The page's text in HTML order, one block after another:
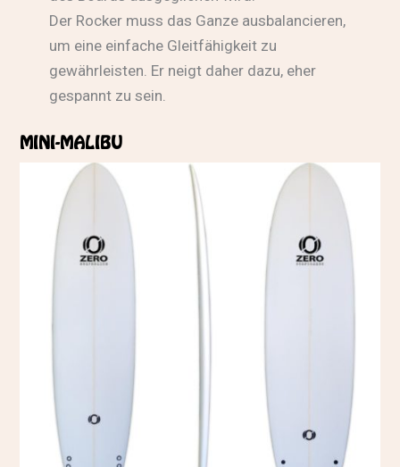
Der Rocker muss das Ganze ausbalancieren,
um eine einfache Gleitfähigkeit zu
gewährleisten. Er neigt daher dazu, eher
gespannt zu sein.
MINI-MALIBU